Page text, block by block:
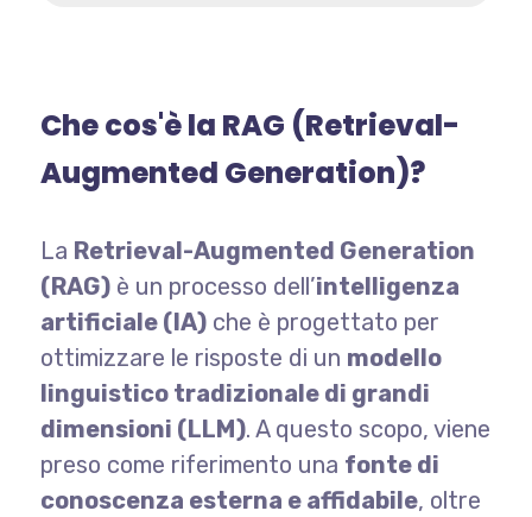
Che cos'è la RAG (Retrieval-
Augmented Generation)?
La Retrieval-Augmented Generation
(RAG)è un processo dell’intelligenza
artificiale (IA)che è progettato per
ottimizzare le risposte di un modello
linguistico tradizionale di grandi
dimensioni (LLM). A questo scopo, viene
preso come riferimento una fonte di
conoscenza esterna e affidabile, oltre